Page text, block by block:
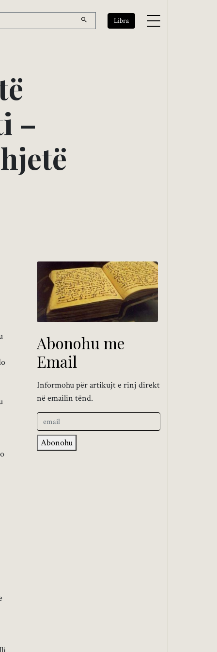
Libra
ë
i –
hjetë
Abonohu me
Email
Informohu për artikujt e rinj direkt
në emailin tënd.
Abonohu